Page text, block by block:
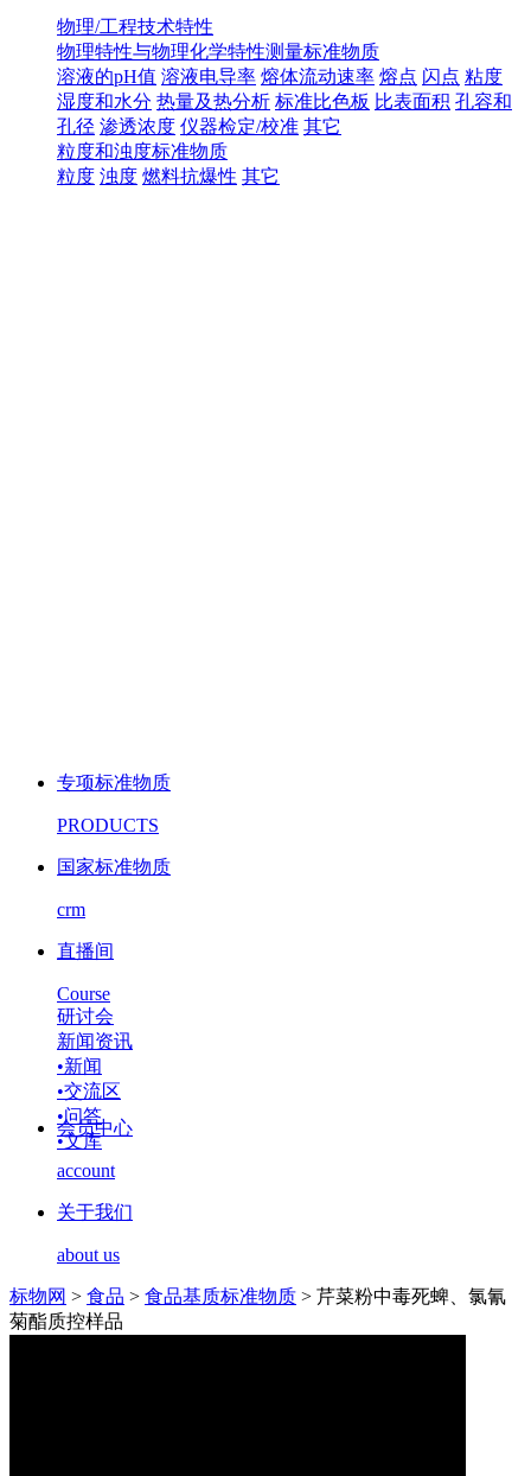
物理/工程技术特性
物理特性与物理化学特性测量标准物质
溶液的pH值 溶液电导率 熔体流动速率 熔点 闪点 粘度
湿度和水分 热量及热分析 标准比色板 比表面积 孔容和
孔径 渗透浓度 仪器检定/校准 其它
粒度和浊度标准物质
粒度 浊度 燃料抗爆性 其它
专项标准物质
PRODUCTS
国家标准物质
crm
直播间
Course
研讨会
新闻资讯
•新闻
•交流区
•问答
•文库
会员中心
account
关于我们
about us
标物网 > 食品 > 食品基质标准物质 > 芹菜粉中毒死蜱、氯氰
菊酯质控样品